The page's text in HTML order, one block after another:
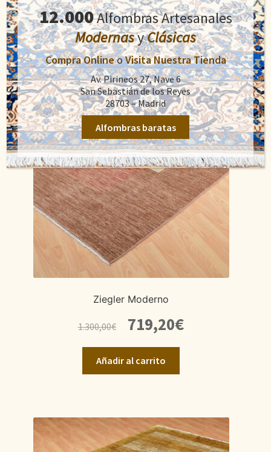
original
era:
1.600,00€.
actual
es:
1.116,00€.
Añadir al carrito
Ziegler Moderno
1.300,00€ precio
original
era:
1.300,00€.
719,20€El
precio
Añadir al carrito
12.000Alfombras Artesanales
ModernasyClásicas
Compra OnlineoVisita Nuestra Tienda
Av. Pirineos 27, Nave 6
San Sebastián de los Reyes
28703 – Madrid
Alfombras baratas